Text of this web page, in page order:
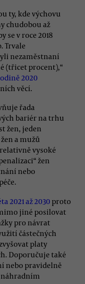
ty, kde výchovu
chudobou až
se v roce 2018
Trvale
nezaměstnaní
(třicet procent),“
2020
věcí.
řada
bariér na trhu
žen, jeden
a mužů
vysoké
žen
nebo
2021 až 2030 proto
jiné posilovat
pro návrat
částečných
platy
Doporučuje také
nebo pravidelně